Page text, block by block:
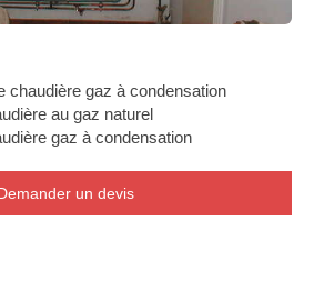
chaudière gaz à condensation
au gaz naturel
gaz à condensation
un devis